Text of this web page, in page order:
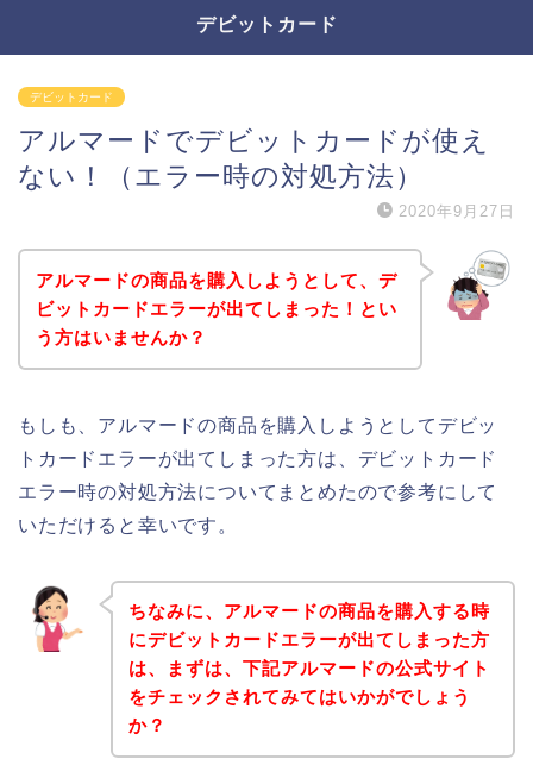
デビットカード
デビットカード
アルマードでデビットカードが使え
ない！（エラー時の対処方法）
2020年9月27日
アルマードの商品を購入しようとして、デ
ビットカードエラーが出てしまった！とい
う方はいませんか？
もしも、アルマードの商品を購入しようとしてデビッ
トカードエラーが出てしまった方は、デビットカード
エラー時の対処方法についてまとめたので参考にして
いただけると幸いです。
ちなみに、アルマードの商品を購入する時
にデビットカードエラーが出てしまった方
は、まずは、下記アルマードの公式サイト
をチェックされてみてはいかがでしょう
か？